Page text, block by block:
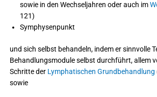
sowie in den Wechseljahren oder auch im
121)
Symphysenpunkt
und sich selbst behandeln, indem er sinnvolle
Behandlungsmodule selbst durchführt, allem
Schritte der Lymphatischen Grundbehandlung
sowie